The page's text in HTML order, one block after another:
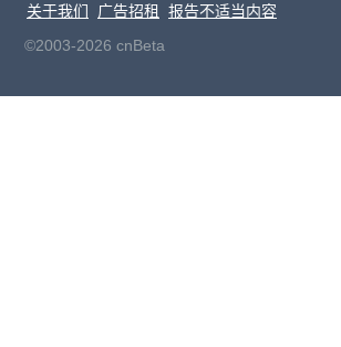
关于我们
广告招租
报告不适当内容
©2003-2026 cnBeta